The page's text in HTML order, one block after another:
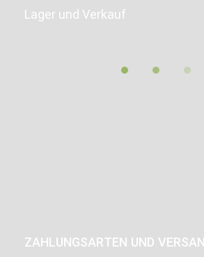
Lager und Verkauf
ZAHLUNGSARTEN UND